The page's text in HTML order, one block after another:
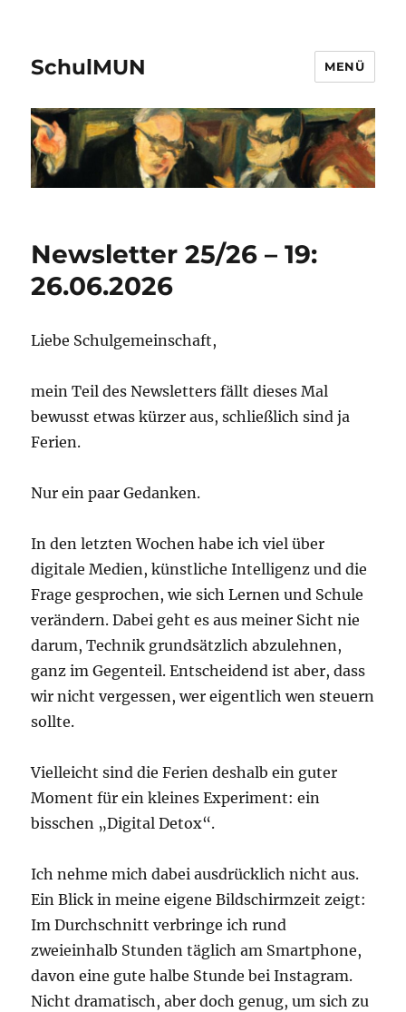
SchulMUN MENÜ
Newsletter 25/26 – 19:
26.06.2026
Liebe Schulgemeinschaft,
mein Teil des Newsletters fällt dieses Mal
bewusst etwas kürzer aus, schließlich sind ja
Ferien.
Nur ein paar Gedanken.
In den letzten Wochen habe ich viel über
digitale Medien, künstliche Intelligenz und die
Frage gesprochen, wie sich Lernen und Schule
verändern. Dabei geht es aus meiner Sicht nie
darum, Technik grundsätzlich abzulehnen,
ganz im Gegenteil. Entscheidend ist aber, dass
wir nicht vergessen, wer eigentlich wen steuern
sollte.
Vielleicht sind die Ferien deshalb ein guter
Moment für ein kleines Experiment: ein
bisschen „Digital Detox“.
Ich nehme mich dabei ausdrücklich nicht aus.
Ein Blick in meine eigene Bildschirmzeit zeigt:
Im Durchschnitt verbringe ich rund
zweieinhalb Stunden täglich am Smartphone,
davon eine gute halbe Stunde bei Instagram.
Nicht dramatisch, aber doch genug, um sich zu